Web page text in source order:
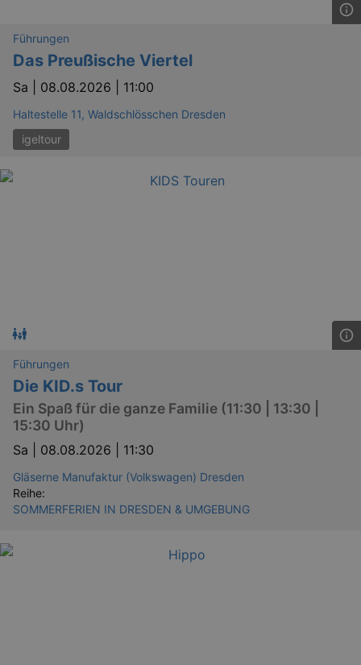
Führungen
Das Preußische Viertel
Sa | 08.08.2026 | 11:00
Haltestelle 11, Waldschlösschen Dresden
igeltour
Führungen
Die KID.s Tour
Ein Spaß für die ganze Familie (11:30 | 13:30 |
15:30 Uhr)
Sa | 08.08.2026 | 11:30
Gläserne Manufaktur (Volkswagen) Dresden
Reihe:
SOMMERFERIEN IN DRESDEN & UMGEBUNG